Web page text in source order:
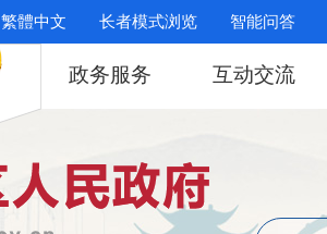
繁體中文 长者模式浏览 智能问答
政务服务 互动交流